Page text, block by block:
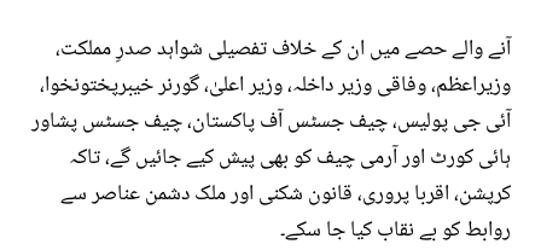
آنے والے حصے میں ان کے خلاف تفصیلی شواہد صدرِ مملکت،
وزیراعظم، وفاقی وزیر داخلہ، وزیر اعلیٰ، گورنر خیبرپختونخوا،
آئی جی پولیس، چیف جسٹس آف پاکستان، چیف جسٹس پشاور
ہائی کورٹ اور آرمی چیف کو بھی پیش کیے جائیں گے، تاکہ
کرپشن، اقربا پروری، قانون شکنی اور ملک دشمن عناصر سے
روابط کو بے نقاب کیا جا سکے۔